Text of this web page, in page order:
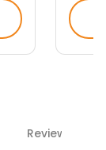
Reviews